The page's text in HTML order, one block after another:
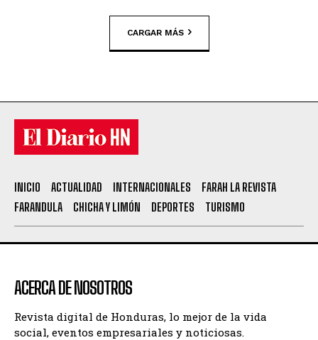
CARGAR MÁS
INICIO ACTUALIDAD INTERNACIONALES
FARAH LA REVISTA
FARANDULA
CHICHA Y LIMÓN DEPORTES TURISMO
ACERCA DE NOSOTROS
Revista digital de Honduras, lo mejor de la vida
social, eventos empresariales y noticiosas.